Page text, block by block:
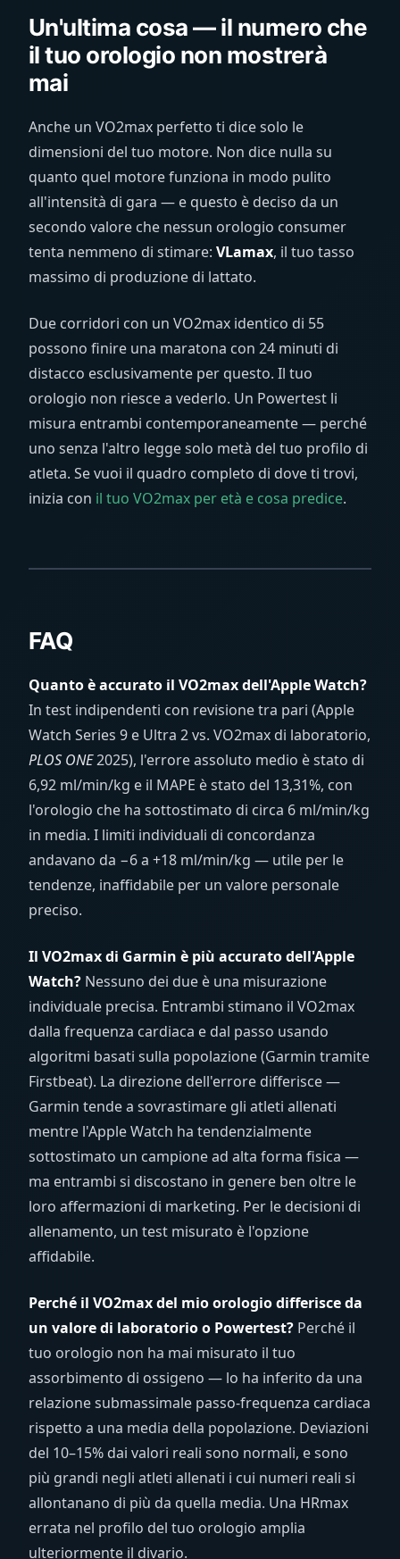
Un'ultima cosa — il numero che
il tuo orologio non mostrerà
mai
Anche un VO2max perfetto ti dice solo le
dimensioni del tuo motore. Non dice nulla su
quanto quel motore funziona in modo pulito
all'intensità di gara — e questo è deciso da un
secondo valore che nessun orologio consumer
tenta nemmeno di stimare: VLamax, il tuo tasso
massimo di produzione di lattato.
Due corridori con un VO2max identico di 55
possono finire una maratona con 24 minuti di
distacco esclusivamente per questo. Il tuo
orologio non riesce a vederlo. Un Powertest li
misura entrambi contemporaneamente — perché
uno senza l'altro legge solo metà del tuo profilo di
atleta. Se vuoi il quadro completo di dove ti trovi,
inizia con il tuo VO2max per età e cosa predice.
FAQ
Quanto è accurato il VO2max dell'Apple Watch?
In test indipendenti con revisione tra pari (Apple
Watch Series 9 e Ultra 2 vs. VO2max di laboratorio,
PLOS ONE2025), l'errore assoluto medio è stato di
6,92 ml/min/kg e il MAPE è stato del 13,31%, con
l'orologio che ha sottostimato di circa 6 ml/min/kg
in media. I limiti individuali di concordanza
andavano da −6 a +18 ml/min/kg — utile per le
tendenze, inaffidabile per un valore personale
preciso.
Il VO2max di Garmin è più accurato dell'Apple
Watch? Nessuno dei due è una misurazione
individuale precisa. Entrambi stimano il VO2max
dalla frequenza cardiaca e dal passo usando
algoritmi basati sulla popolazione (Garmin tramite
Firstbeat). La direzione dell'errore differisce —
Garmin tende a sovrastimare gli atleti allenati
mentre l'Apple Watch ha tendenzialmente
sottostimato un campione ad alta forma fisica —
ma entrambi si discostano in genere ben oltre le
loro affermazioni di marketing. Per le decisioni di
allenamento, un test misurato è l'opzione
affidabile.
Perché il VO2max del mio orologio differisce da
un valore di laboratorio o Powertest? Perché il
tuo orologio non ha mai misurato il tuo
assorbimento di ossigeno — lo ha inferito da una
relazione submassimale passo-frequenza cardiaca
rispetto a una media della popolazione. Deviazioni
del 10–15% dai valori reali sono normali, e sono
più grandi negli atleti allenati i cui numeri reali si
allontanano di più da quella media. Una HRmax
errata nel profilo del tuo orologio amplia
ulteriormente il divario.